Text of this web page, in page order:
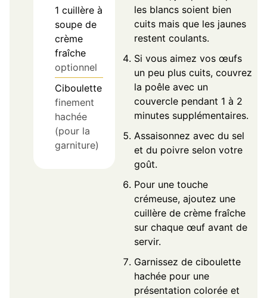
1 cuillère à
soupe de
crème
fraîche
optionnel
Ciboulette
finement
hachée
(pour la
garniture)
les blancs soient bien
cuits mais que les jaunes
restent coulants.
Si vous aimez vos œufs
un peu plus cuits, couvrez
la poêle avec un
couvercle pendant 1 à 2
minutes supplémentaires.
Assaisonnez avec du sel
et du poivre selon votre
goût.
Pour une touche
crémeuse, ajoutez une
cuillère de crème fraîche
sur chaque œuf avant de
servir.
Garnissez de ciboulette
hachée pour une
présentation colorée et